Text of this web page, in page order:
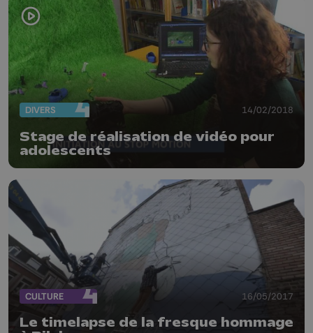
DIVERS 14/02/2018
Stage de réalisation de vidéo pour
adolescents
CULTURE 16/05/2017
Le timelapse de la fresque hommage